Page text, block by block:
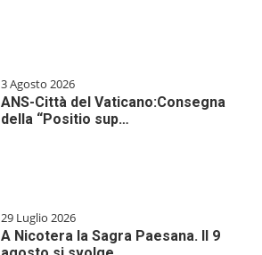
3 Agosto 2026
ANS-Città del Vaticano:Consegna
della “Positio sup…
29 Luglio 2026
A Nicotera la Sagra Paesana. Il 9